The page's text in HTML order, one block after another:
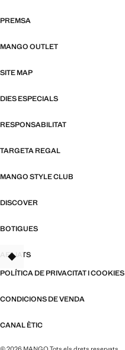
PREMSA
MANGO OUTLET
SITE MAP
DIES ESPECIALS
RESPONSABILITAT
TARGETA REGAL
MANGO STYLE CLUB
DISCOVER
BOTIGUES
AFILIATS
POLÍTICA DE PRIVACITAT I COOKIES
CONDICIONS DE VENDA
CANAL ÈTIC